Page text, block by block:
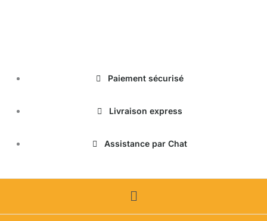
Paiement sécurisé
Livraison express
Assistance par Chat
Menu